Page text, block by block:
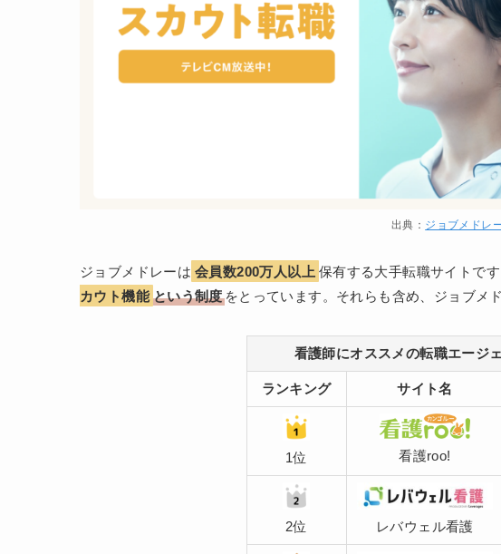
出典： ジョブメドレ
ジョブメドレーは 会員数200万人以上 保有する大手転職サイトで
カウト機能 という制度をとっています。それらも含め、ジョブメ
看護師にオススメの転職エージ
ランキング サイト名
1位 看護roo!
2位 レバウェル看護